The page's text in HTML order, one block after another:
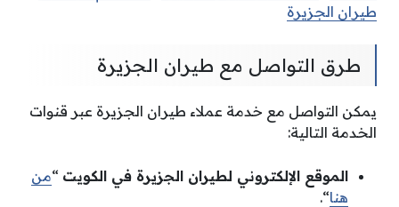
طيران الجزيرة
طرق التواصل مع طيران الجزيرة
يمكن التواصل مع خدمة عملاء طيران الجزيرة عبر قنوات
الخدمة التالية:
الموقع الإلكتروني لطيران الجزيرة في الكويت “من
هنا“.